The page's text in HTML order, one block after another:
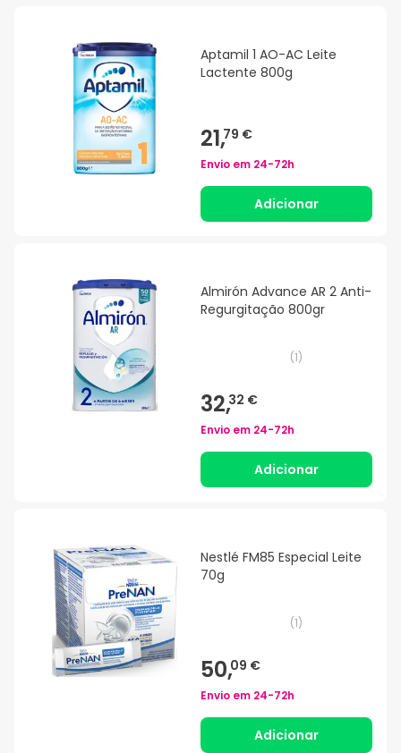
Aptamil 1 AO-AC Leite
Lactente 800g
21,79 €
Envio em 24-72h
Adicionar
Almirón Advance AR 2 Anti-
Regurgitação 800gr
(1)
32,32 €
Envio em 24-72h
Adicionar
Nestlé FM85 Especial Leite
70g
(1)
50,09 €
Envio em 24-72h
Adicionar